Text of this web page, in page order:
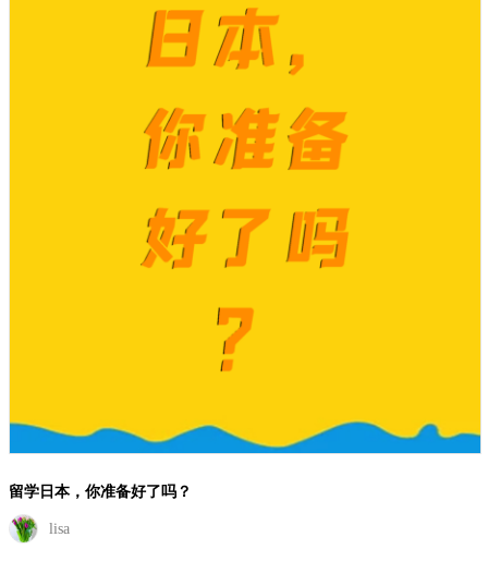
留学日本，你准备好了吗？
lisa